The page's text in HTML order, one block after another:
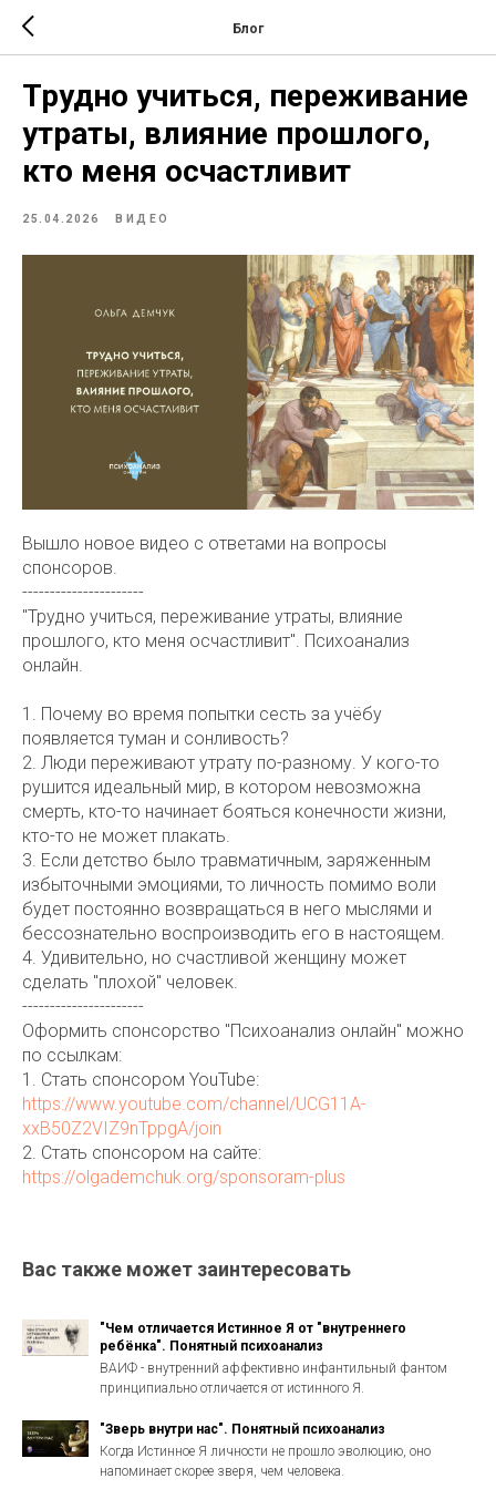
Блог
Трудно учиться, переживание
утраты, влияние прошлого,
кто меня осчастливит
25.04.2026 ВИДЕО
Вышло новое видео с ответами на вопросы
спонсоров.
----------------------
"Трудно учиться, переживание утраты, влияние
прошлого, кто меня осчастливит". Психоанализ
онлайн.
1. Почему во время попытки сесть за учёбу
появляется туман и сонливость?
2. Люди переживают утрату по-разному. У кого-то
рушится идеальный мир, в котором невозможна
смерть, кто-то начинает бояться конечности жизни,
кто-то не может плакать.
3. Если детство было травматичным, заряженным
избыточными эмоциями, то личность помимо воли
будет постоянно возвращаться в него мыслями и
бессознательно воспроизводить его в настоящем.
4. Удивительно, но счастливой женщину может
сделать "плохой" человек.
----------------------
Оформить спонсорство "Психоанализ онлайн" можно
по ссылкам:
1. Стать спонсором YouTube:
https://www.youtube.com/channel/UCG11A-
xxB50Z2VIZ9nTppgA/join
2. Стать спонсором на сайте:
https://olgademchuk.org/sponsoram-plus
Вас также может заинтересовать
"Чем отличается Истинное Я от "внутреннего
ребёнка". Понятный психоанализ
ВАИФ - внутренний аффективно инфантильный фантом
принципиально отличается от истинного Я.
"Зверь внутри нас". Понятный психоанализ
Когда Истинное Я личности не прошло эволюцию, оно
напоминает скорее зверя, чем человека.